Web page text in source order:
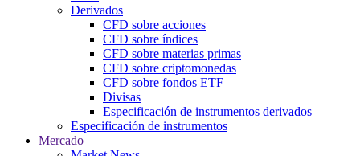
Derivados
CFD sobre acciones
CFD sobre índices
CFD sobre materias primas
CFD sobre criptomonedas
CFD sobre fondos ETF
Divisas
Especificación de instrumentos derivados
Especificación de instrumentos
Mercado